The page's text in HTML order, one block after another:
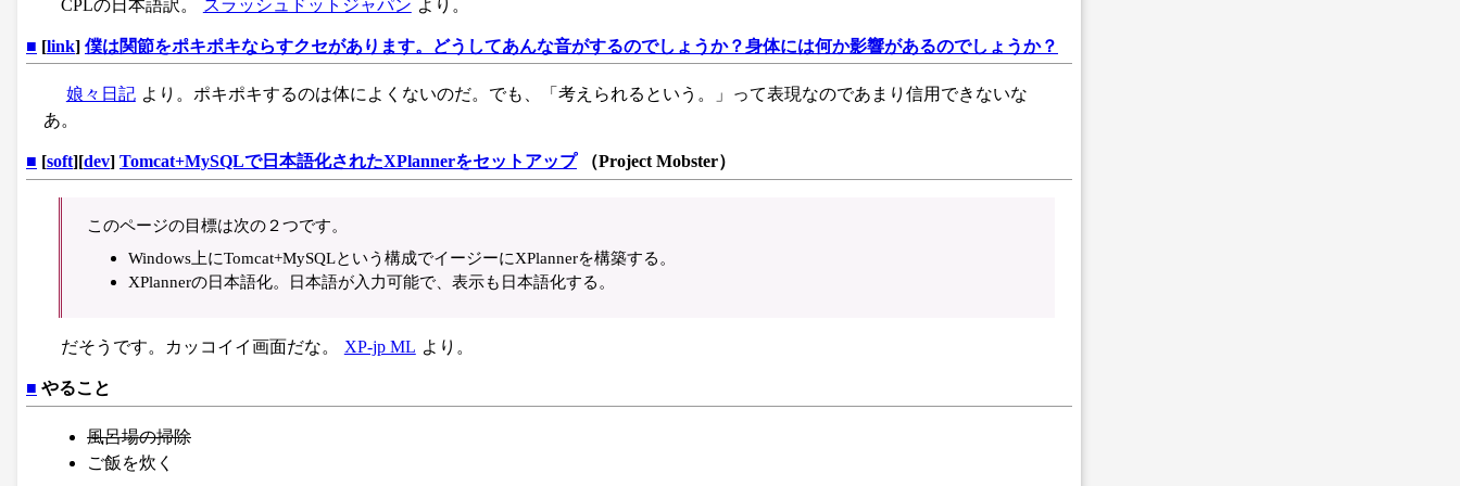
CPLの日本語訳。 スラッシュドットジャパン より。
■ [link] 僕は関節をポキポキならすクセがあります。どうしてあんな音がするのでしょうか？身体には何か影響があるのでしょうか？
娘々日記 より。ポキポキするのは体によくないのだ。でも、「考えられるという。」って表現なのであまり信用できないな
あ。
■ [soft][dev] Tomcat+MySQLで日本語化されたXPlannerをセットアップ（Project Mobster）
このページの目標は次の２つです。
Windows上にTomcat+MySQLという構成でイージーにXPlannerを構築する。
XPlannerの日本語化。日本語が入力可能で、表示も日本語化する。
だそうです。カッコイイ画面だな。 XP-jp ML より。
■ やること
風呂場の掃除
ご飯を炊く